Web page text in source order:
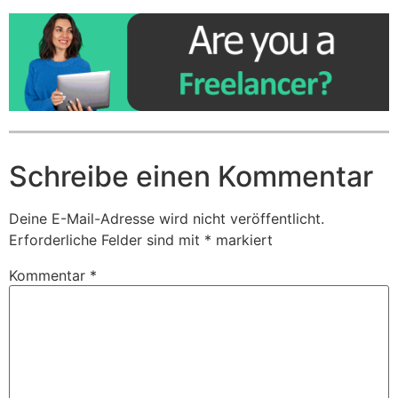
Schreibe einen Kommentar
Deine E-Mail-Adresse wird nicht veröffentlicht.
Erforderliche Felder sind mit * markiert
Kommentar *